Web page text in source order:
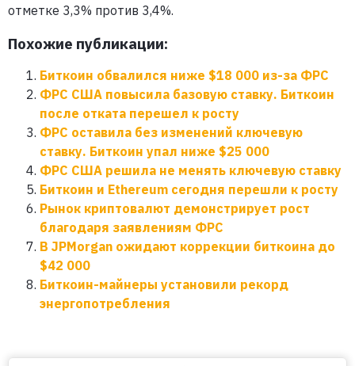
отметке 3,3% против 3,4%.
Похожие публикации:
Биткоин обвалился ниже $18 000 из-за ФРС
ФРС США повысила базовую ставку. Биткоин
после отката перешел к росту
ФРС оставила без изменений ключевую
ставку. Биткоин упал ниже $25 000
ФРС США решила не менять ключевую ставку
Биткоин и Ethereum сегодня перешли к росту
Рынок криптовалют демонстрирует рост
благодаря заявлениям ФРС
В JPMorgan ожидают коррекции биткоина до
$42 000
Биткоин-майнеры установили рекорд
энергопотребления